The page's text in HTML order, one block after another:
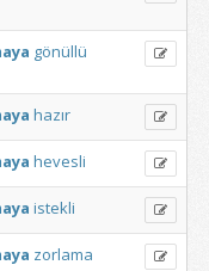
gönüllü
hazır
hevesli
istekli
zorlama